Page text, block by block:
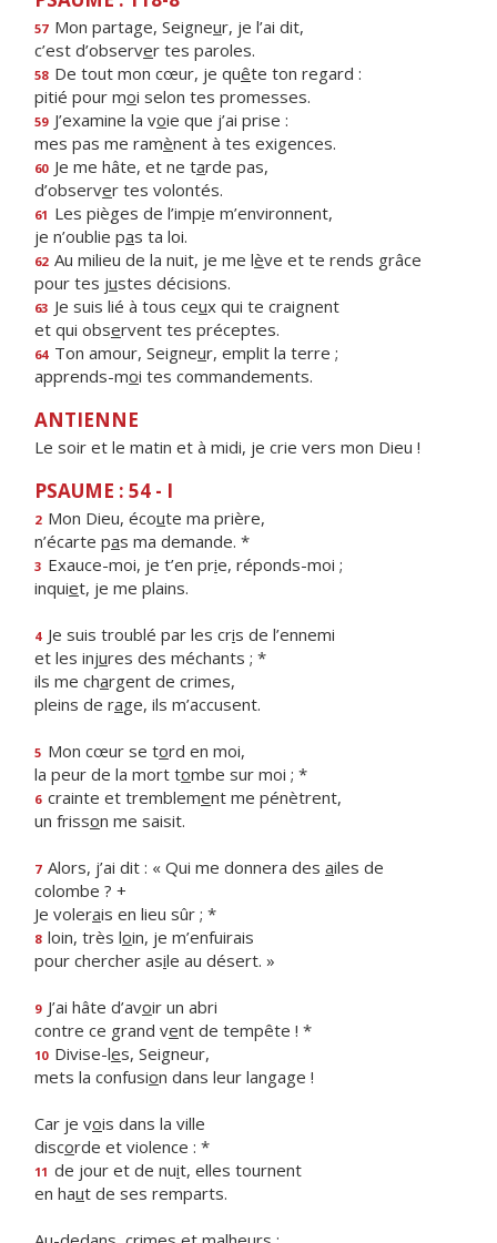
57 Mon partage, Seigneur, je l’ai dit,
c’est d’observer tes paroles.
58 De tout mon cœur, je quête ton regard :
pitié pour moi selon tes promesses.
59 J’examine la voie que j’ai prise :
mes pas me ramènent à tes exigences.
60 Je me hâte, et ne tarde pas,
d’observer tes volontés.
61 Les pièges de l’impie m’environnent,
je n’oublie pas ta loi.
62 Au milieu de la nuit, je me lève et te rends grâce
pour tes justes décisions.
63 Je suis lié à tous ceux qui te craignent
et qui observent tes préceptes.
64 Ton amour, Seigneur, emplit la terre ;
apprends-moi tes commandements.
ANTIENNE
Le soir et le matin et à midi, je crie vers mon Dieu !
PSAUME : 54 - I
2 Mon Dieu, écoute ma prière,
n’écarte pas ma demande. *
3 Exauce-moi, je t’en prie, réponds-moi ;
inquiet, je me plains.
4 Je suis troublé par les cris de l’ennemi
et les injures des méchants ; *
ils me chargent de crimes,
pleins de rage, ils m’accusent.
5 Mon cœur se tord en moi,
la peur de la mort tombe sur moi ; *
6 crainte et tremblement me pénètrent,
un frisson me saisit.
7 Alors, j’ai dit : « Qui me donnera des ailes de
colombe ? +
Je volerais en lieu sûr ; *
8 loin, très loin, je m’enfuirais
pour chercher asile au désert. »
9 J’ai hâte d’avoir un abri
contre ce grand vent de tempête ! *
10 Divise-les, Seigneur,
mets la confusion dans leur langage !
Car je vois dans la ville
discorde et violence : *
11 de jour et de nuit, elles tournent
en haut de ses remparts.